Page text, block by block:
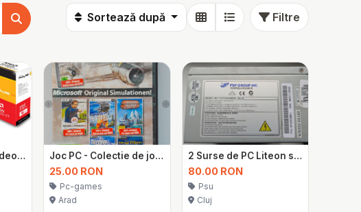
Sortează după Filtre
Sapphire Pulse Radeon RX 7800 XT Joc PC - Colectie de jocuri simulatoare
25.00 RON
Pc-games
Arad
2 Surse de PC Liteon si FSP Solite (300w / 350w)
80.00 RON
Psu
Cluj